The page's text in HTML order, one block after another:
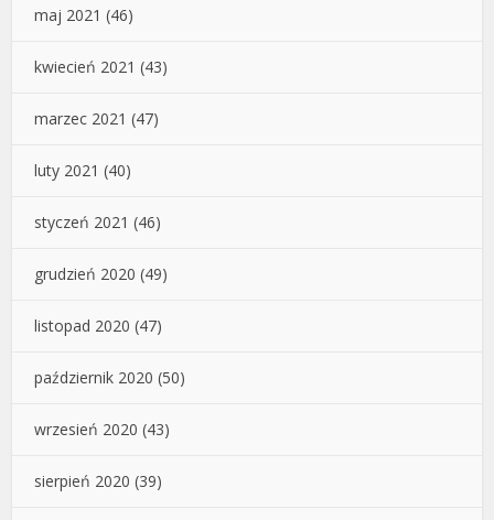
maj 2021 (46)
kwiecień 2021 (43)
marzec 2021 (47)
luty 2021 (40)
styczeń 2021 (46)
grudzień 2020 (49)
listopad 2020 (47)
październik 2020 (50)
wrzesień 2020 (43)
sierpień 2020 (39)